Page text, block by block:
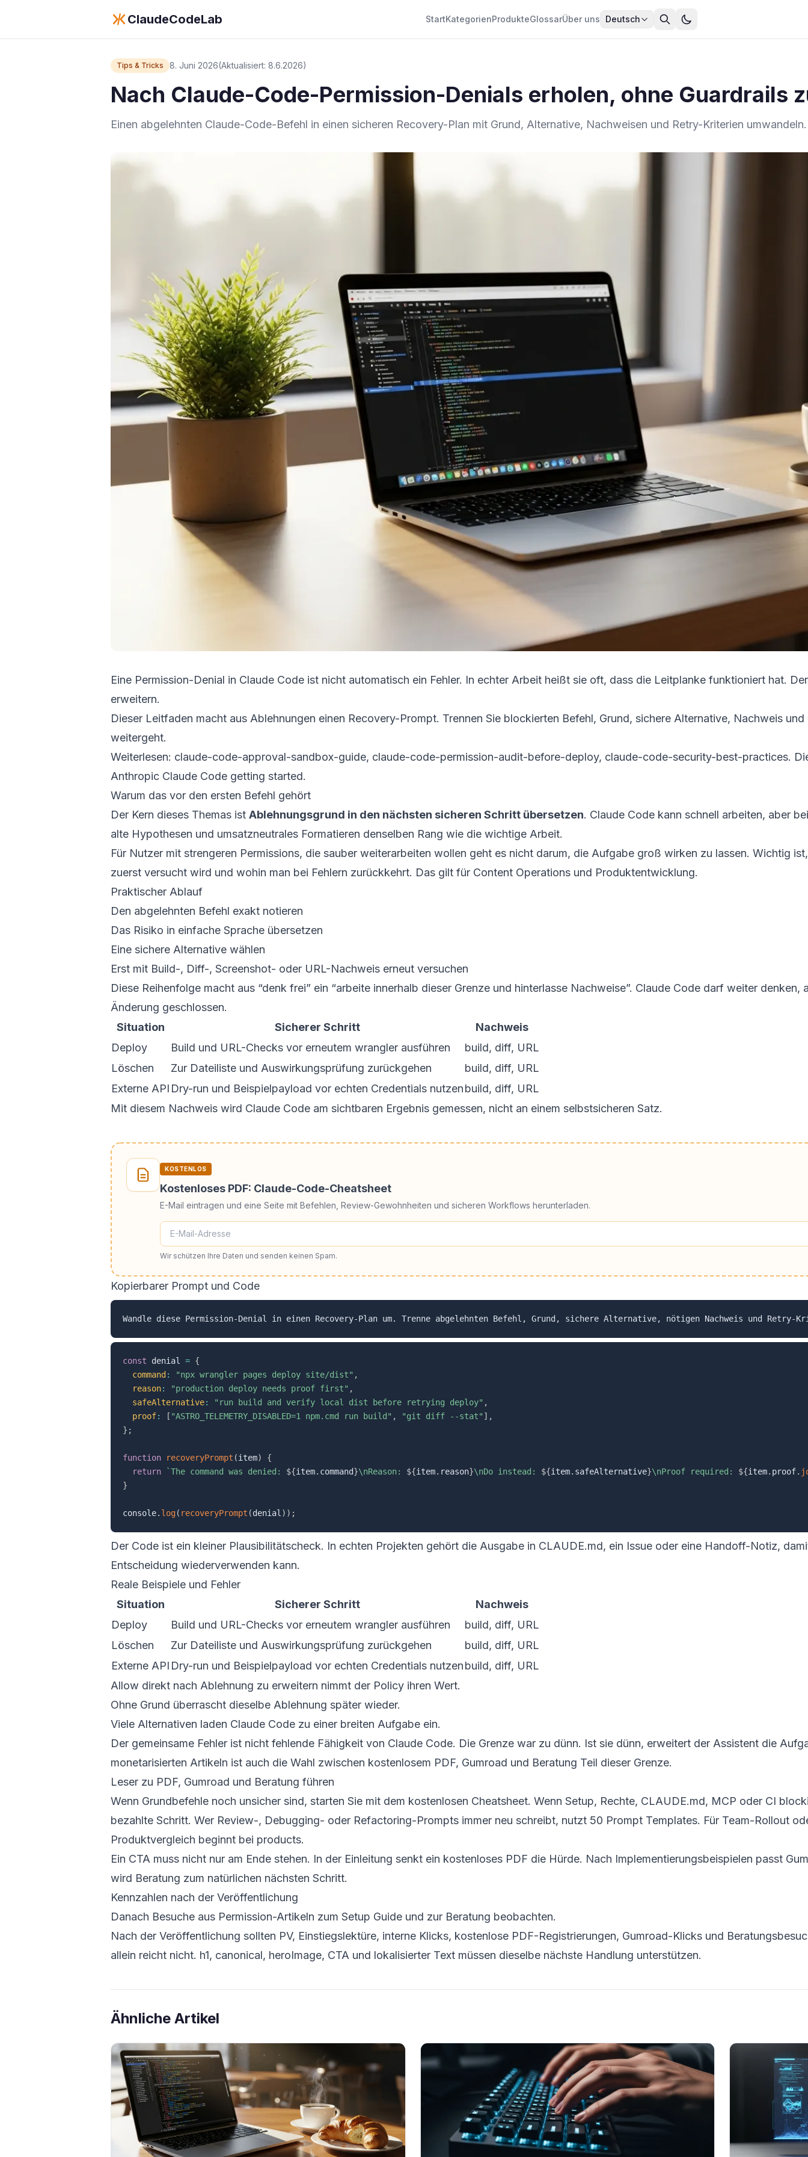
ClaudeCodeLab StartKategorienProdukteGlossarÜber uns Deutsch
Tips & Tricks 8. Juni 2026(Aktualisiert: 8.6.2026)
Nach Claude-Code-Permission-Denials erholen, ohne Guardrails
Einen abgelehnten Claude-Code-Befehl in einen sicheren Recovery-Plan mit Grund, Alternative, Nachweisen und Retry-Kriterien umwandeln.
Eine Permission-Denial in Claude Code ist nicht automatisch ein Fehler. In echter Arbeit heißt sie oft, dass die Leitplanke funktioniert hat.
erweitern.
Dieser Leitfaden macht aus Ablehnungen einen Recovery-Prompt. Trennen Sie blockierten Befehl, Grund, sichere Alternative, Nachweis
weitergeht.
Weiterlesen: claude-code-approval-sandbox-guide, claude-code-permission-audit-before-deploy, claude-code-security-best-practices.
Anthropic Claude Code getting started.
Warum das vor den ersten Befehl gehört
Der Kern dieses Themas ist Ablehnungsgrund in den nächsten sicheren Schritt übersetzen. Claude Code kann schnell arbeiten, aber
alte Hypothesen und umsatzneutrales Formatieren denselben Rang wie die wichtige Arbeit.
Für Nutzer mit strengeren Permissions, die sauber weiterarbeiten wollen geht es nicht darum, die Aufgabe groß wirken zu lassen. Wichtig
zuerst versucht wird und wohin man bei Fehlern zurückkehrt. Das gilt für Content Operations und Produktentwicklung.
Praktischer Ablauf
Den abgelehnten Befehl exakt notieren
Das Risiko in einfache Sprache übersetzen
Eine sichere Alternative wählen
Erst mit Build-, Diff-, Screenshot- oder URL-Nachweis erneut versuchen
Diese Reihenfolge macht aus “denk frei” ein “arbeite innerhalb dieser Grenze und hinterlasse Nachweise”. Claude Code darf weiter
Änderung geschlossen.
Situation
Sicherer Schritt
Nachweis
Deploy
Build und URL-Checks vor erneutem wrangler ausführen
build, diff, URL
Löschen
Zur Dateiliste und Auswirkungsprüfung zurückgehen
build, diff, URL
Externe API Dry-run und Beispielpayload vor echten Credentials nutzenbuild, diff, URL
Mit diesem Nachweis wird Claude Code am sichtbaren Ergebnis gemessen, nicht an einem selbstsicheren Satz.
KOSTENLOS
Kostenloses PDF: Claude-Code-Cheatsheet
E-Mail eintragen und eine Seite mit Befehlen, Review-Gewohnheiten und sicheren Workflows herunterladen.
Wir schützen Ihre Daten und senden keinen Spam.
Kopierbarer Prompt und Code
const denial = {
command : "npx wrangler pages deploy site/dist" ,
reason: "production deploy needs proof first" ,
safeAlternative: "run build and verify local dist before retrying deploy" ,
proof: [ "ASTRO_TELEMETRY_DISABLED=1 npm.cmd run build" , "git diff --stat" ] ,
} ;
function recoveryPrompt (item)
{
return
`The command was denied: ${item. command}\nReason: ${item. reason}\nDo instead: ${item. safeAlternative}\nProof required: ${item. proof.
}
console. log( recoveryPrompt (denial ) ) ;
Der Code ist ein kleiner Plausibilitätscheck. In echten Projekten gehört die Ausgabe in CLAUDE.md, ein Issue oder eine Handoff-Notiz,
Entscheidung wiederverwenden kann.
Reale Beispiele und Fehler
Situation
Sicherer Schritt
Nachweis
Deploy
Build und URL-Checks vor erneutem wrangler ausführen
build, diff, URL
Löschen
Zur Dateiliste und Auswirkungsprüfung zurückgehen
build, diff, URL
Externe API Dry-run und Beispielpayload vor echten Credentials nutzenbuild, diff, URL
Allow direkt nach Ablehnung zu erweitern nimmt der Policy ihren Wert.
Ohne Grund überrascht dieselbe Ablehnung später wieder.
Viele Alternativen laden Claude Code zu einer breiten Aufgabe ein.
Der gemeinsame Fehler ist nicht fehlende Fähigkeit von Claude Code. Die Grenze war zu dünn. Ist sie dünn, erweitert der Assistent die
monetarisierten Artikeln ist auch die Wahl zwischen kostenlosem PDF, Gumroad und Beratung Teil dieser Grenze.
Leser zu PDF, Gumroad und Beratung führen
Wenn Grundbefehle noch unsicher sind, starten Sie mit dem kostenlosen Cheatsheet. Wenn Setup, Rechte, CLAUDE.md, MCP oder CI
bezahlte Schritt. Wer Review-, Debugging- oder Refactoring-Prompts immer neu schreibt, nutzt 50 Prompt Templates. Für Team-Rollout
Produktvergleich beginnt bei products.
Ein CTA muss nicht nur am Ende stehen. In der Einleitung senkt ein kostenloses PDF die Hürde. Nach Implementierungsbeispielen passt
wird Beratung zum natürlichen nächsten Schritt.
Kennzahlen nach der Veröffentlichung
Danach Besuche aus Permission-Artikeln zum Setup Guide und zur Beratung beobachten.
Nach der Veröffentlichung sollten PV, Einstiegslektüre, interne Klicks, kostenlose PDF-Registrierungen, Gumroad-Klicks und
allein reicht nicht. h1, canonical, heroImage, CTA und lokalisierter Text müssen dieselbe nächste Handlung unterstützen.
Ähnliche Artikel